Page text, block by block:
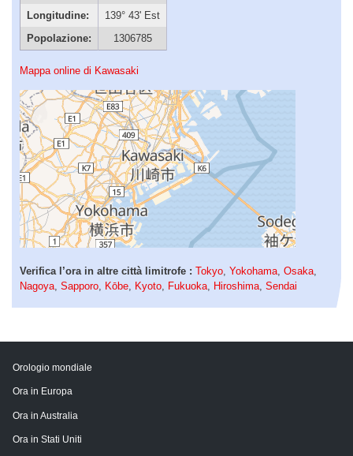
Longitudine:
139° 43' Est
Popolazione:
1306785
Mappa online di Kawasaki
Verifica l’ora in altre città limitrofe : Tokyo, Yokohama, Osaka,
Nagoya, Sapporo, Kōbe, Kyoto, Fukuoka, Hiroshima, Sendai
Orologio mondiale
Ora in Europa
Ora in Australia
Ora in Stati Uniti